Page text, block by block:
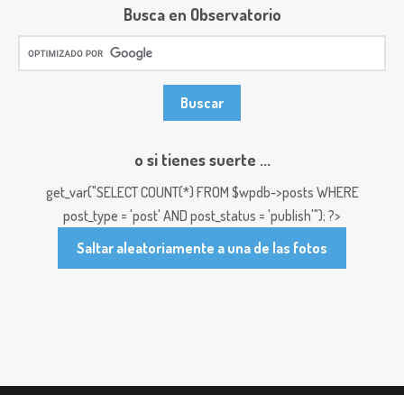
Busca en Observatorio
o si tienes suerte ...
get_var("SELECT COUNT(*) FROM $wpdb->posts WHERE
post_type = 'post' AND post_status = 'publish'"); ?>
Saltar aleatoriamente a una de las fotos